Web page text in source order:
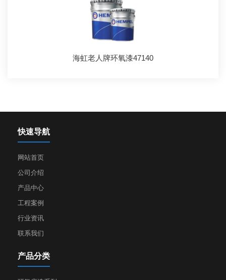
海虹老人牌环氧漆47140
快速导航
网站首页
公司介绍
产品中心
工程案例
行业资讯
联系我们
产品分类